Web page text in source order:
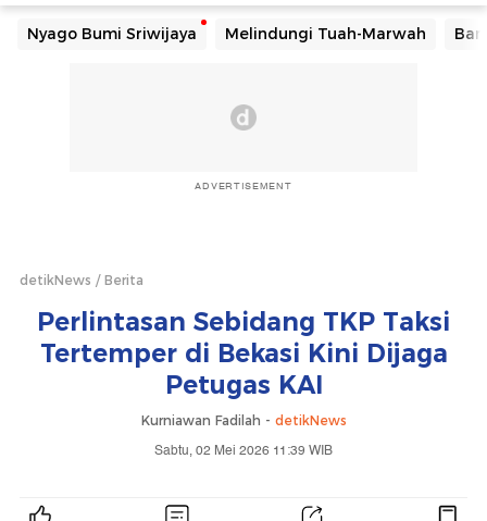
Nyago Bumi Sriwijaya Melindungi Tuah-Marwah
ADVERTISEMENT
detikNews Berita
Perlintasan Sebidang TKP Taksi
Tertemper di Bekasi Kini Dijaga
Petugas KAI
Kurniawan Fadilah - detikNews
Sabtu, 02 Mei 2026 11:39 WIB